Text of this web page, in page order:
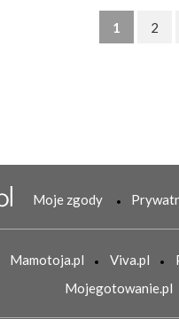
1 2
Moje zgody
Mamotoja.pl Viva.pl
Mojegotowanie.pl